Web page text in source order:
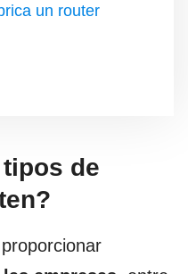
un router
de